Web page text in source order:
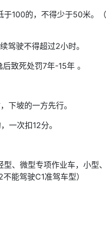
于100的，不得少于50米。
驾驶不得超过2小时。
致死处罚7年-15年 。
下坡的一方先行。
一次扣12分。
、微型专项作业车，小型
能驾驶C1准驾车型）